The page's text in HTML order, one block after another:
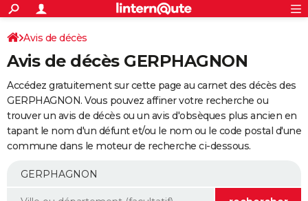
ACTUALITÉS
Politique
Société
Faits Divers
Education
Monde
Villes
+
SPORT
Coupe du monde 2026
Football
Tennis
Cyclisme
Rugby
Forum
Programme TV
TNT
Streaming
Cinéma
Sorties cinéma
Musique
+
FINANCE
Retraite
Epargne
Immobilier
Risques naturels par ville
Assurance
AUTO
Essais
Réserver un essai
Citadines
Berlines
SUV
Forum auto
+
Mobiles
Meilleur smartphone
Internet
Ordinateurs
Jeux vidéo
Guide high-tech
Avis de décès
Avis de décès GERPHAGNON
Accédez gratuitement sur cette page au carnet des décès des
GERPHAGNON. Vous pouvez affiner votre recherche ou
trouver un avis de décès ou un avis d'obsèques plus ancien en
tapant le nom d'un défunt et/ou le nom ou le code postal d'une
commune dans le moteur de recherche ci-dessous.